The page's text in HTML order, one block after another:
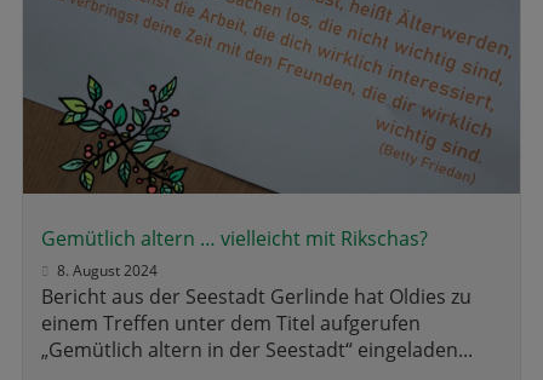
Gemütlich altern … vielleicht mit Rikschas?
8. August 2024
Bericht aus der Seestadt Gerlinde hat Oldies zu
einem Treffen unter dem Titel aufgerufen
„Gemütlich altern in der Seestadt“ eingeladen...